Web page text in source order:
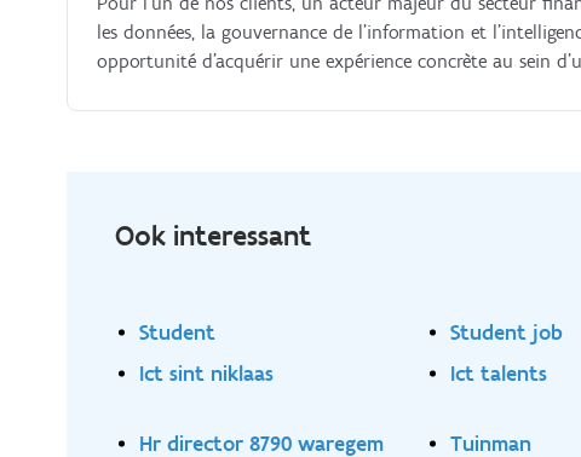
les données, la gouvernance de l'information et
opportunité d'acquérir une expérience concrète au sein
à la gouvernance des données Comprendre et appliquer
d'intelligence artificielle Veiller à la qualité et à l'exactitude
Ook interessant
Student Student job
Ict sint niklaas
Ict talents
Hr director 8790 waregem
Tuinman